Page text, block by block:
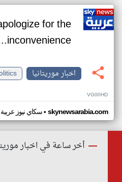
for the
inconvenience...
اخبار موريتانيا
VG00HD
سكاي نيوز عربية• skynewsarabia.com
أخر ساعة في اخبار